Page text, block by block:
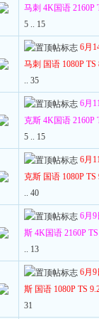
马刺 4K国语 2160P
5.. 15
6月
马刺 国语 1080P TS
35
6月
克斯 4K国语 2160P
5.. 15
6月
克斯 国语 1080P TS
40
6月
斯 4K国语 2160P
13
6月
斯 国语 1080P TS
31